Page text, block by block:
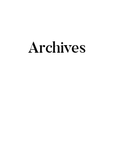
Archives